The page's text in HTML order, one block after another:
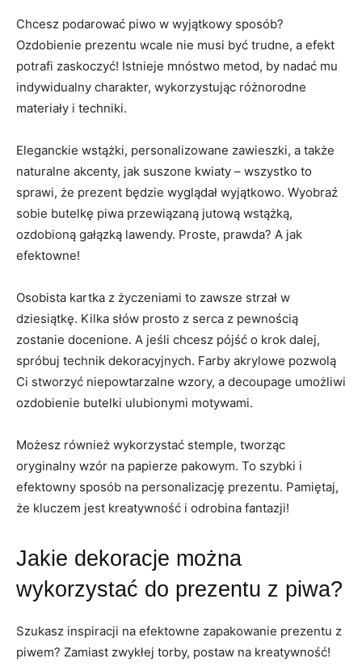
Chcesz podarować piwo w wyjątkowy sposób?
Ozdobienie prezentu wcale nie musi być trudne, a efekt
potrafi zaskoczyć! Istnieje mnóstwo metod, by nadać mu
indywidualny charakter, wykorzystując różnorodne
materiały i techniki.
Eleganckie wstążki, personalizowane zawieszki, a także
naturalne akcenty, jak suszone kwiaty – wszystko to
sprawi, że prezent będzie wyglądał wyjątkowo. Wyobraź
sobie butelkę piwa przewiązaną jutową wstążką,
ozdobioną gałązką lawendy. Proste, prawda? A jak
efektowne!
Osobista kartka z życzeniami to zawsze strzał w
dziesiątkę. Kilka słów prosto z serca z pewnością
zostanie docenione. A jeśli chcesz pójść o krok dalej,
spróbuj technik dekoracyjnych. Farby akrylowe pozwolą
Ci stworzyć niepowtarzalne wzory, a decoupage umożliwi
ozdobienie butelki ulubionymi motywami.
Możesz również wykorzystać stemple, tworząc
oryginalny wzór na papierze pakowym. To szybki i
efektowny sposób na personalizację prezentu. Pamiętaj,
że kluczem jest kreatywność i odrobina fantazji!
Jakie dekoracje można
wykorzystać do prezentu z piwa?
Szukasz inspiracji na efektowne zapakowanie prezentu z
piwem? Zamiast zwykłej torby, postaw na kreatywność!